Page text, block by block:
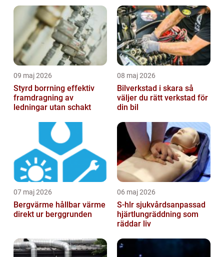
09 maj 2026
Styrd borrning effektiv
framdragning av
ledningar utan schakt
08 maj 2026
Bilverkstad i skara så
väljer du rätt verkstad för
din bil
07 maj 2026
Bergvärme hållbar värme
direkt ur berggrunden
06 maj 2026
S-hlr sjukvårdsanpassad
hjärtlungräddning som
räddar liv